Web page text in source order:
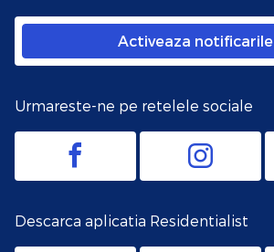
Activeaza notificarile
Urmareste-ne pe retelele sociale
Descarca aplicatia Residentialist